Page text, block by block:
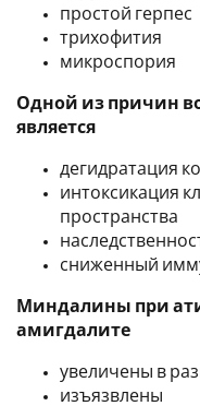
простой герпес
трихофития
микроспория
Одной из причин
является
дегидратация
интоксикация
пространства
сниженный
Миндалины при
амигдалите
увеличены в
изъязвлены